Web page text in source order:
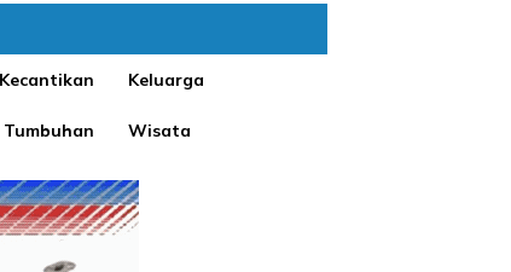
Kecantikan Keluarga
Tumbuhan Wisata